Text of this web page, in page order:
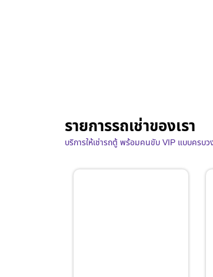
รายการรถเช่าของเรา
บริการให้เช่ารถตู้ พร้อมคนขับ VIP แบบครบ